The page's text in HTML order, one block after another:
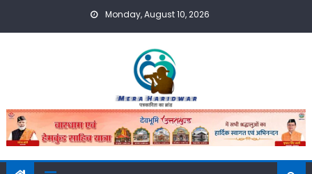
Monday, August 10, 2026